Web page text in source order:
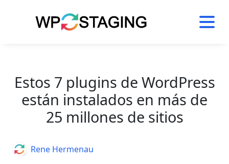
Estos 7 plugins de WordPress
están instalados en más de
25 millones de sitios
AuthorRene Hermenau